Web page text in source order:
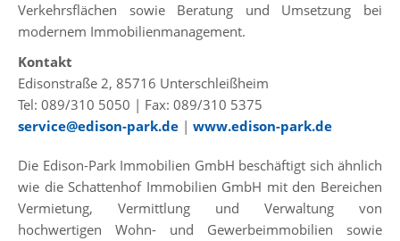
Verkehrsflächen sowie Beratung und Umsetzung bei
modernem Immobilienmanagement.
Kontakt
Edisonstraße 2, 85716 Unterschleißheim
Tel: 089/310 5050 | Fax: 089/310 5375
service@edison-park.de | www.edison-park.de
Die Edison-Park Immobilien GmbH beschäftigt sich ähnlich
wie die Schattenhof Immobilien GmbH mit den Bereichen
Vermietung, Vermittlung und Verwaltung von
hochwertigen Wohn- und Gewerbeimmobilien sowie